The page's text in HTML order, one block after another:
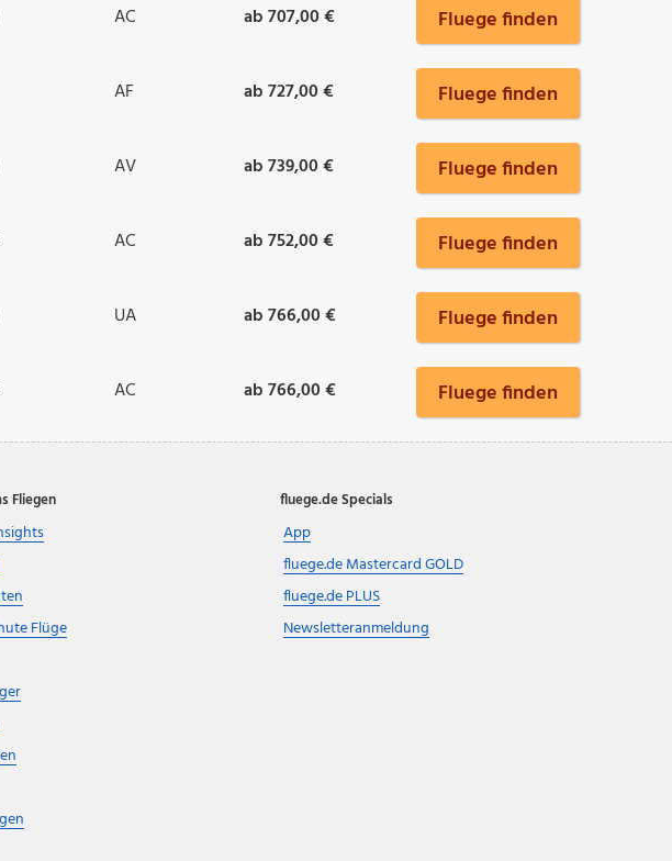
AC ab 707,00 € Fluege finden
AF ab 727,00 € Fluege finden
AV ab 739,00 € Fluege finden
AC ab 752,00 € Fluege finden
UA ab 766,00 € Fluege finden
AC ab 766,00 € Fluege finden